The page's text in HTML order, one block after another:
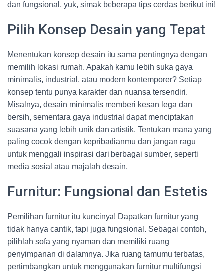
dan fungsional, yuk, simak beberapa tips cerdas berikut ini!
Pilih Konsep Desain yang Tepat
Menentukan konsep desain itu sama pentingnya dengan
memilih lokasi rumah. Apakah kamu lebih suka gaya
minimalis, industrial, atau modern kontemporer? Setiap
konsep tentu punya karakter dan nuansa tersendiri.
Misalnya, desain minimalis memberi kesan lega dan
bersih, sementara gaya industrial dapat menciptakan
suasana yang lebih unik dan artistik. Tentukan mana yang
paling cocok dengan kepribadianmu dan jangan ragu
untuk menggali inspirasi dari berbagai sumber, seperti
media sosial atau majalah desain.
Furnitur: Fungsional dan Estetis
Pemilihan furnitur itu kuncinya! Dapatkan furnitur yang
tidak hanya cantik, tapi juga fungsional. Sebagai contoh,
pilihlah sofa yang nyaman dan memiliki ruang
penyimpanan di dalamnya. Jika ruang tamumu terbatas,
pertimbangkan untuk menggunakan furnitur multifungsi